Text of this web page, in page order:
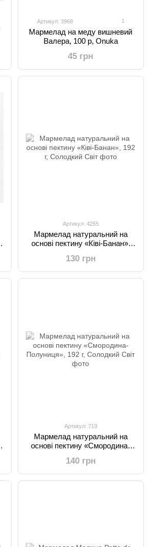
Артикул: 3968 1
Мармелад на меду вишневий
Валера, 100 р, Onuka
45 грн
Артикул: 4255
Мармелад натуральний на
основі пектину «Ківі-Банан»,
130 грн
Артикул: 719
Мармелад натуральний на
основі пектину «Смородина-
Світ
140 грн